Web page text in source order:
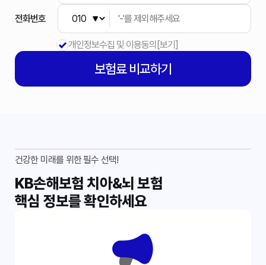
전화번호
개인정보수집 및 이용동의 [보기]
보험료비교하기
건강한 미래를 위한 필수 선택!
KB손해보험 치아&뇌 보험
핵심 정보를 확인하세요